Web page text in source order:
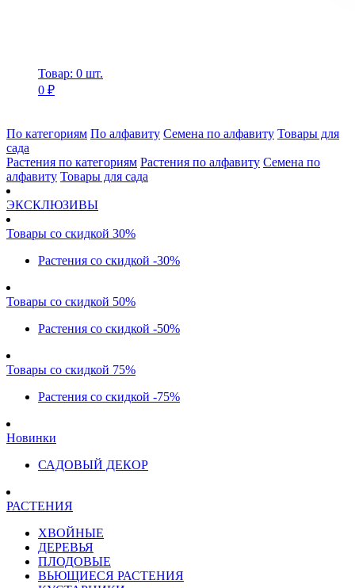
Товар: 0 шт.
0 ₽
По категориям По алфавиту Семена по алфавиту Товары для
сада
Растения по категориям Растения по алфавиту Семена по
алфавиту Товары для сада
ЭКСКЛЮЗИВЫ
Товары со скидкой 30%
Растения со скидкой -30%
Товары со скидкой 50%
Растения со скидкой -50%
Товары со скидкой 75%
Растения со скидкой -75%
Новинки
САДОВЫЙ ДЕКОР
РАСТЕНИЯ
ХВОЙНЫЕ
ДЕРЕВЬЯ
ПЛОДОВЫЕ
ВЬЮЩИЕСЯ РАСТЕНИЯ